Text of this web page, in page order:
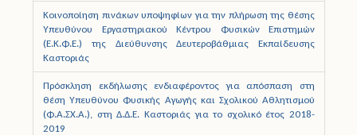
Κοινοποίηση πινάκων υποψηφίων για την πλήρωση της θέσης
Υπευθύνου Εργαστηριακού Κέντρου Φυσικών Επιστημών
(Ε.Κ.Φ.Ε.) της Διεύθυνσης Δευτεροβάθμιας Εκπαίδευσης
Καστοριάς
Πρόσκληση εκδήλωσης ενδιαφέροντος για απόσπαση στη
θέση Υπευθύνου Φυσικής Αγωγής και Σχολικού Αθλητισμού
(Φ.Α.ΣΧ.Α.), στη Δ.Δ.Ε. Καστοριάς για το σχολικό έτος 2018-
2019